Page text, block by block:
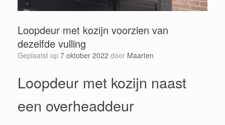
Loopdeur met kozijn voorzien van
dezelfde vulling
Geplaatst op 7 oktober 2022 door Maarten
Loopdeur met kozijn naast
een overheaddeur